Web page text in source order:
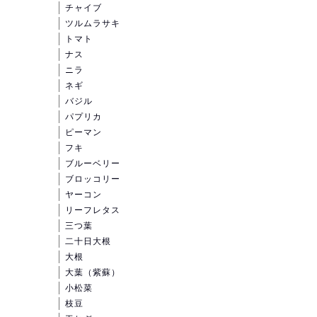
チャイブ
ツルムラサキ
トマト
ナス
ニラ
ネギ
バジル
パプリカ
ピーマン
フキ
ブルーベリー
ブロッコリー
ヤーコン
リーフレタス
三つ葉
二十日大根
大根
大葉（紫蘇）
小松菜
枝豆